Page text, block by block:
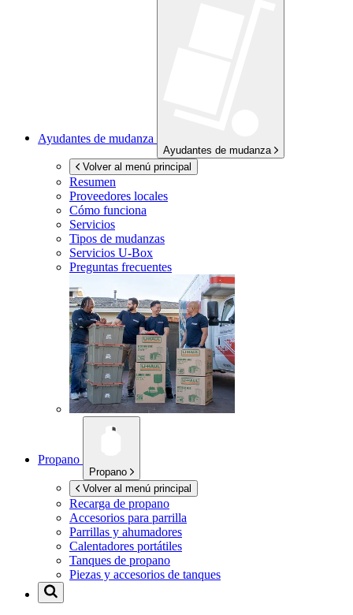
Ayudantes de mudanza
Ayudantes de mudanza
Volver al menú principal
Resumen
Proveedores locales
Cómo funciona
Servicios
Tipos de mudanzas
Servicios U-Box
Preguntas frecuentes
Propano
Propano
Volver al menú principal
Recarga de propano
Accesorios para parrilla
Parrillas y ahumadores
Calentadores portátiles
Tanques de propano
Piezas y accesorios de tanques